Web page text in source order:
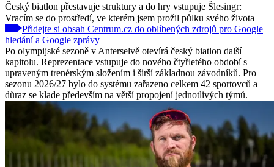
Český biatlon přestavuje struktury a do hry vstupuje Šlesingr:
Vracím se do prostředí, ve kterém jsem prožil půlku svého života
Přidejte si obsah Centrum.cz do oblíbených zdrojů pro Google
hledání a Google zprávy
Po olympijské sezoně v Anterselvě otevírá český biatlon další
kapitolu. Reprezentace vstupuje do nového čtyřletého období s
upraveným trenérským složením i širší základnou závodníků. Pro
sezonu 2026/27 bylo do systému zařazeno celkem 42 sportovců a
důraz se klade především na větší propojení jednotlivých týmů.